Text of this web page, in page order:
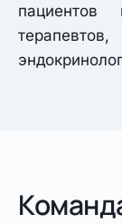
пациентов